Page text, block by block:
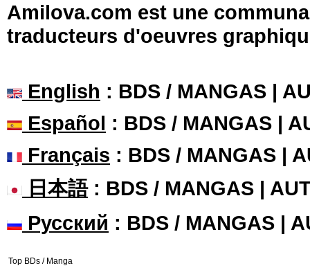
Amilova.com est une
traducteurs d'oeuvres
English : BDS / MANGAS |
Español : BDS / MANGAS |
Français : BDS / MANGAS |
日本語: BDS / MANGAS |
Русский : BDS / MANGAS |
Top BDs / Manga